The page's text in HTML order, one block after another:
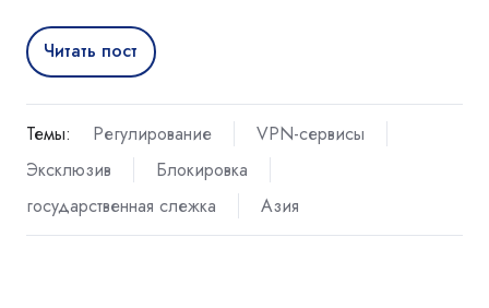
Читать пост
Темы: Регулирование
VPN-сервисы
Эксклюзив
Блокировка
государственная слежка
Азия